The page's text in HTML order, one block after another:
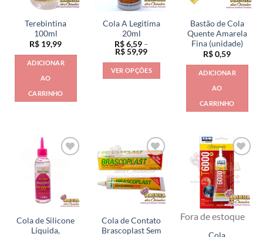
Terebintina
100ml
R$ 19,99
ADICIONAR
AO
CARRINHO
Cola A Legitima
20ml
R$6,59 –
R$59,99Faixa
preço:
R$ 6,59
através
VER OPÇÕES
opções
podem
ser
escolhidas
página
do
Bastão de Cola
Quente Amarela
Fina (unidade)
R$0,59
ADICIONAR
AO
CARRINHO
Cola de Silicone
Líquida,
Cola de Contato
Brascoplast Sem
Fora de estoque